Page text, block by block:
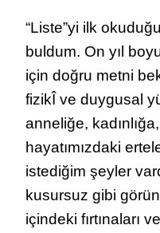
“Liste”yi ilk
buldum. On yıl
için doğru metni
fizikÎ ve duygusal
anneliğe,
hayatımızdaki
istediğim şeyler
kusursuz gibi
içindeki fırtınaları